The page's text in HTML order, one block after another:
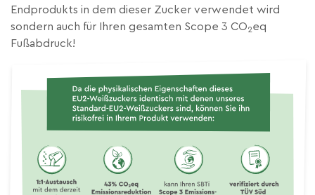
Endprodukts in dem dieser Zucker verwendet wird
sondern auch für Ihren gesamten Scope 3 CO2eq
Fußabdruck!